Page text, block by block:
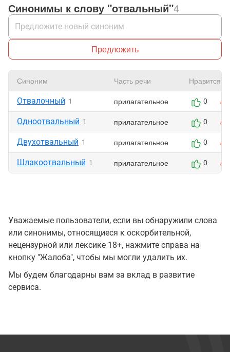
Синонимы к слову "отвальный"4
Предложить
Синоним Часть речи Нравится
Отвалочный 1 прилагательное 0
Одноотвальный 1 прилагательное 0
Двухотвальный 1 прилагательное 0
Шлакоотвальный 1 прилагательное 0
Уважаемые пользователи, если вы обнаружили слова
или синонимы, относящиеся к оскорбительной,
нецензурной или лексике 18+, нажмите справа на
кнопку "Жалоба", чтобы мы могли удалить их.
Мы будем благодарны вам за вклад в развитие
сервиса.